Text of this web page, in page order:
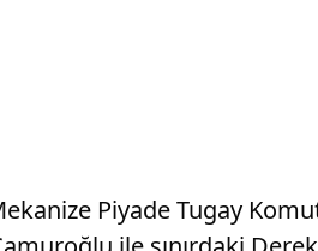
Piyade Tugay